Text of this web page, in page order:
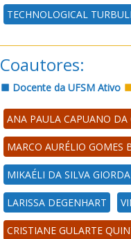
TECHNOLOGICAL
Coautores:
Docente da UFSM Ativo
ANA PAULA CAPUANO DA
MARCO AURÉLIO GOMES
MIKAÉLI DA SILVA
LARISSA DEGENHART
CRISTIANE GULARTE